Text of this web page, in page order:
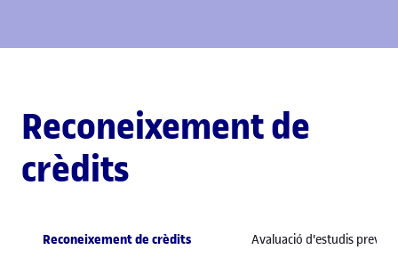
Reconeixement de
crèdits
Reconeixement de crèdits Avaluació d'estudis previs